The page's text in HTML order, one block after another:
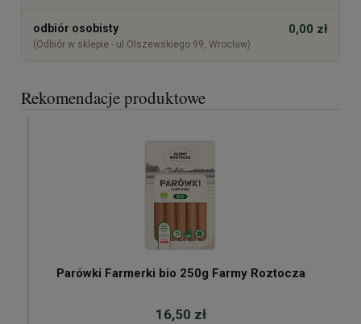
odbiór osobisty
(Odbiór w sklepie - ul.Olszewskiego 99, Wrocław)
0,00 zł
Rekomendacje produktowe
Parówki Farmerki bio 250g Farmy Roztocza
16,50 zł